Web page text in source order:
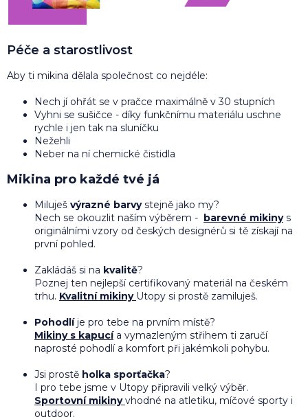
Péče a starostlivost
Aby ti mikina dělala společnost co nejdéle:
Nech jí ohřát se v pračce maximálně v 30 stupních
Vyhni se sušičce - díky funkčnímu materiálu uschne
rychle i jen tak na sluníčku
Nežehli
Neber na ní chemické čistidla
Mikina pro každé tvé já
Miluješ výrazné barvystejně jako my?
Nech se okouzlit naším výběrem - barevné mikinys
originálními vzory od českých designérů si tě získají na
první pohled.
Zakládáš si na kvalitě?
Poznej ten nejlepší certifikovaný materiál na českém
trhu. Kvalitní mikiny Utopy si prostě zamiluješ.
Pohodlíje pro tebe na prvním místě?
Mikiny s kapucía vymazleným střihem ti zaručí
naprosté pohodlí a komfort při jakémkoli pohybu.
Jsi prostě holka sporťačka?
I pro tebe jsme v Utopy připravili velký výběr.
Sportovní mikinyvhodné na atletiku, míčové sporty i
outdoor.